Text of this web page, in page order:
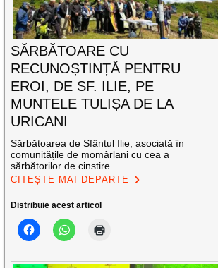
SĂRBĂTOARE CU
RECUNOȘTINȚĂ PENTRU
EROI, DE SF. ILIE, PE
MUNTELE TULIȘA DE LA
URICANI
Sărbătoarea de Sfântul Ilie, asociată în
comunitățile de momârlani cu cea a
sărbătorilor de cinstire
CITEȘTE MAI DEPARTE
Distribuie acest articol